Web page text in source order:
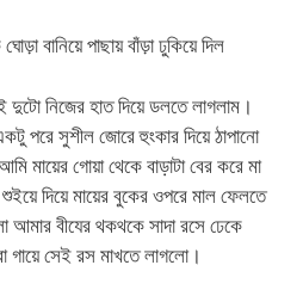
বানিয়ে পাছায় বাঁড়া ঢুকিয়ে দিল
নিজের হাত দিয়ে ডলতে লাগলাম।
পরে সুশীল জোরে হুংকার দিয়ে ঠাপানো
গোয়া থেকে বাড়াটা বের করে মা
দিয়ে মায়ের বুকের ওপরে মাল ফেলতে
আমার বীযের থকথকে সাদা রসে ঢেকে
গায়ে সেই রস মাখতে লাগলো।